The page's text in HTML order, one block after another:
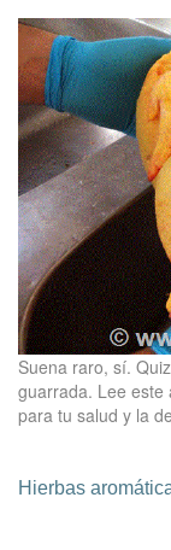
Suena raro, sí.
guarrada. Lee este
para tu salud y la
Hierbas